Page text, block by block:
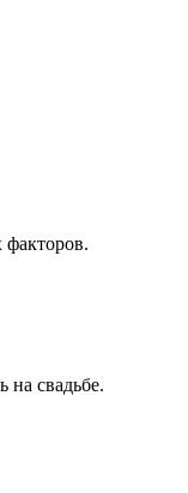
факторов.
на свадьбе.